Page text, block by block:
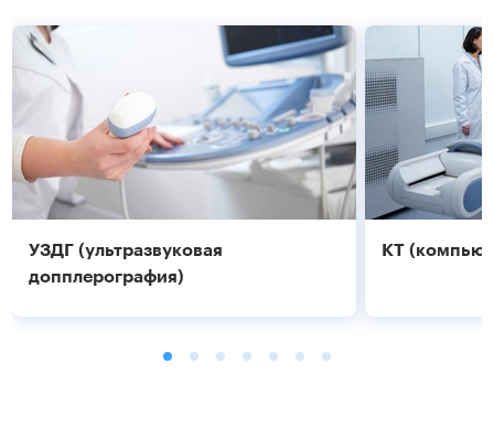
УЗДГ (ультразвуковая
допплерография)
КТ